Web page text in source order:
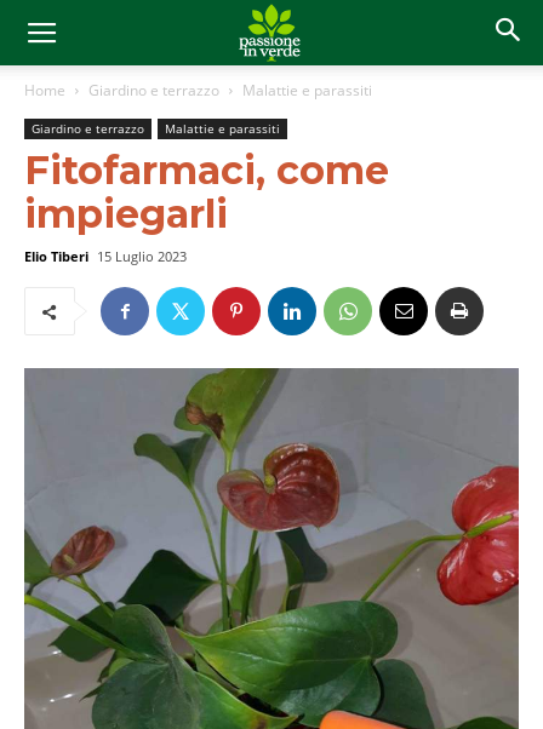
Home Giardino e terrazzo Malattie e parassiti
Giardino e terrazzo Malattie e parassiti
Fitofarmaci, come
impiegarli
Elio Tiberi 15 Luglio 2023